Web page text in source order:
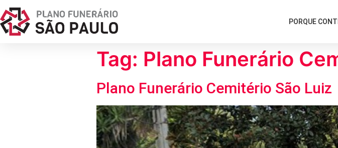
PORQUE
Tag: Plano Funerário
Plano Funerário Cemitério São Luiz